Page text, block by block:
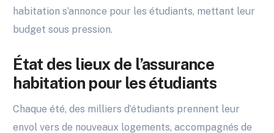
habitation s’annonce pour les étudiants, mettant leur
budget sous pression.
État des lieux de l’assurance
habitation pour les étudiants
Chaque été, des milliers d’étudiants prennent leur
envol vers de nouveaux logements, accompagnés de